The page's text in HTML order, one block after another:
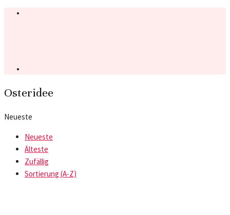
Osteridee
Neueste
Neueste
Älteste
Zufällig
Sortierung (A-Z)